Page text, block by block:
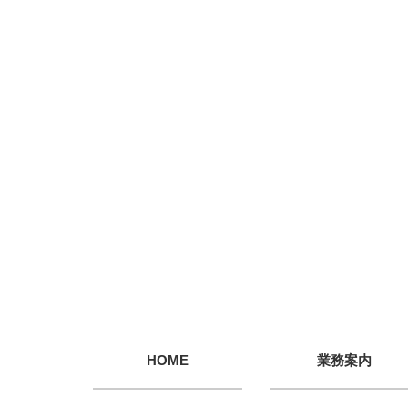
HOME 業務案内